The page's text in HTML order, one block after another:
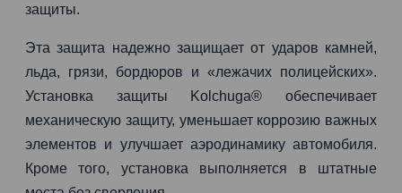
защиты.
Эта защита надежно защищает от ударов камней,
льда, грязи, бордюров и «лежачих полицейских».
Установка защиты Kolchuga® обеспечивает
механическую защиту, уменьшает коррозию важных
элементов и улучшает аэродинамику автомобиля.
Кроме того, установка выполняется в штатные